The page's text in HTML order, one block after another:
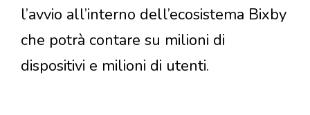
l’avvio all’interno dell’ecosistema Bixby
che potrà contare su milioni di
dispositivi e milioni di utenti.